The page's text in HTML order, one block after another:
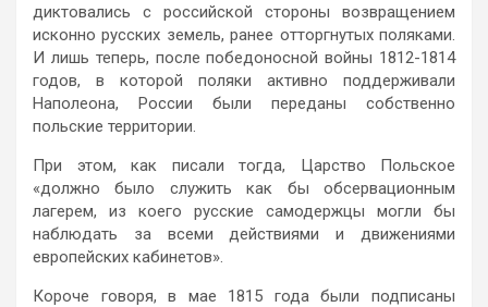
диктовались с российской стороны возвращением
исконно русских земель, ранее отторгнутых поляками.
И лишь теперь, после победоносной войны 1812-1814
годов, в которой поляки активно поддерживали
Наполеона, России были переданы собственно
польские территории.
При этом, как писали тогда, Царство Польское
«должно было служить как бы обсервационным
лагерем, из коего русские самодержцы могли бы
наблюдать за всеми действиями и движениями
европейских кабинетов».
Короче говоря, в мае 1815 года были подписаны